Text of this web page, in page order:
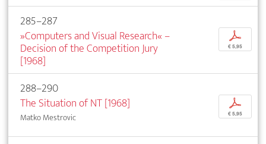
285–287
»Computers and Visual Research« –
Decision of the Competition Jury
[1968]
p
€ 5,95
288–290
The Situation of NT [1968]
Matko Mestrovic
p
€ 5,95